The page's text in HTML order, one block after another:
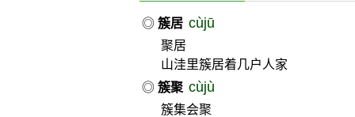
◎ 簇居 cùjū
聚居
山洼里簇居着几户人家
◎ 簇聚 cùjù
簇集会聚